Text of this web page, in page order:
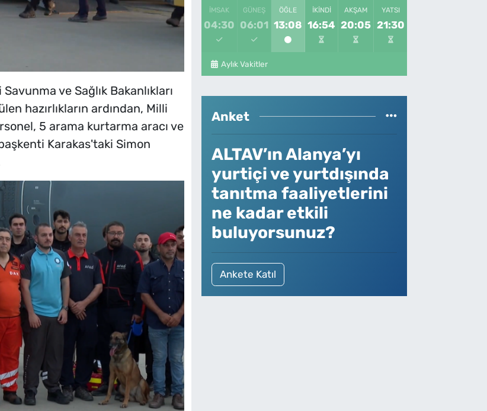
ve Sağlık Bakanlıkları
hazırlıkların ardından, Milli
5 arama kurtarma aracı ve
Karakas'taki Simon
İMSAK
04:30
GÜNEŞ
06:01
ÖĞLE
13:08
İKINDI
16:54
AKŞAM
20:05
YATSI
21:30
Aylık Vakitler
Anket
ALTAV’ın Alanya’yı
yurtiçi ve yurtdışında
tanıtma faaliyetlerini
ne kadar etkili
buluyorsunuz?
Ankete Katıl